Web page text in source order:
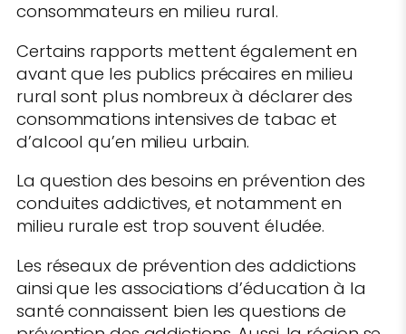
consommateurs en milieu rural.
Certains rapports mettent également en
avant que les publics précaires en milieu
rural sont plus nombreux à déclarer des
consommations intensives de tabac et
d’alcool qu’en milieu urbain.
La question des besoins en prévention des
conduites addictives, et notamment en
milieu rurale est trop souvent éludée.
Les réseaux de prévention des addictions
ainsi que les associations d’éducation à la
santé connaissent bien les questions de